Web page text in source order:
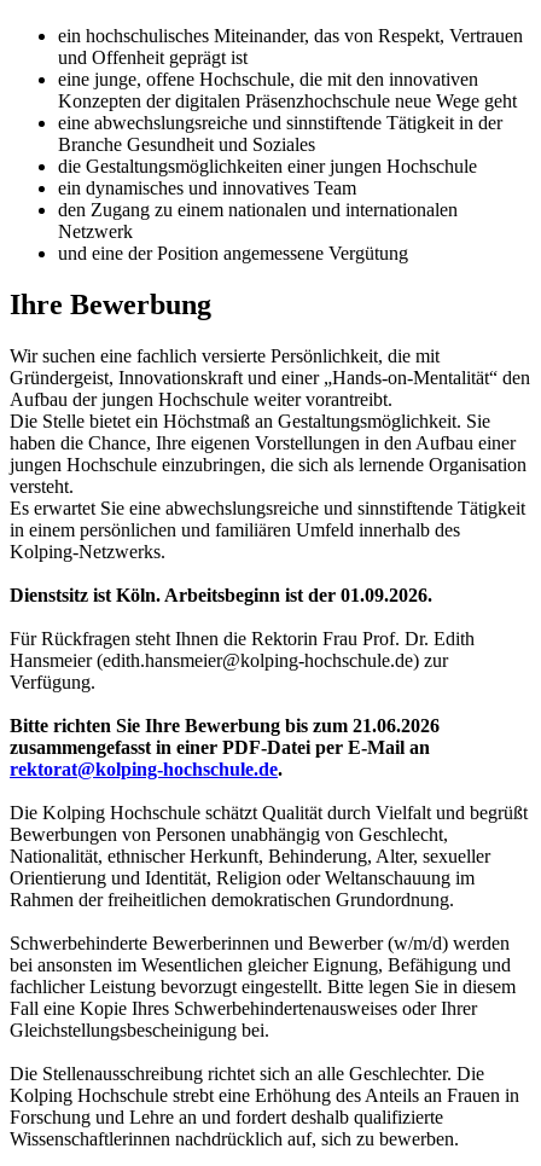
ein hochschulisches Miteinander, das von Respekt, Vertrauen
und Offenheit geprägt ist
eine junge, offene Hochschule, die mit den innovativen
Konzepten der digitalen Präsenzhochschule neue Wege geht
eine abwechslungsreiche und sinnstiftende Tätigkeit in der
Branche Gesundheit und Soziales
die Gestaltungsmöglichkeiten einer jungen Hochschule
ein dynamisches und innovatives Team
den Zugang zu einem nationalen und internationalen
Netzwerk
und eine der Position angemessene Vergütung
Ihre Bewerbung
Wir suchen eine fachlich versierte Persönlichkeit, die mit
Gründergeist, Innovationskraft und einer „Hands-on-Mentalität“ den
Aufbau der jungen Hochschule weiter vorantreibt.
Die Stelle bietet ein Höchstmaß an Gestaltungsmöglichkeit. Sie
haben die Chance, Ihre eigenen Vorstellungen in den Aufbau einer
jungen Hochschule einzubringen, die sich als lernende Organisation
versteht.
Es erwartet Sie eine abwechslungsreiche und sinnstiftende Tätigkeit
in einem persönlichen und familiären Umfeld innerhalb des
Kolping-Netzwerks.
Dienstsitz ist Köln. Arbeitsbeginn ist der 01.09.2026.
Für Rückfragen steht Ihnen die Rektorin Frau Prof. Dr. Edith
Hansmeier (edith.hansmeier@kolping-hochschule.de) zur
Verfügung.
Bitte richten Sie Ihre Bewerbung bis zum 21.06.2026
zusammengefasst in einer PDF-Datei per E-Mail an
rektorat@kolping-hochschule.de.
Die Kolping Hochschule schätzt Qualität durch Vielfalt und begrüßt
Bewerbungen von Personen unabhängig von Geschlecht,
Nationalität, ethnischer Herkunft, Behinderung, Alter, sexueller
Orientierung und Identität, Religion oder Weltanschauung im
Rahmen der freiheitlichen demokratischen Grundordnung.
Schwerbehinderte Bewerberinnen und Bewerber (w/m/d) werden
bei ansonsten im Wesentlichen gleicher Eignung, Befähigung und
fachlicher Leistung bevorzugt eingestellt. Bitte legen Sie in diesem
Fall eine Kopie Ihres Schwerbehindertenausweises oder Ihrer
Gleichstellungsbescheinigung bei.
Die Stellenausschreibung richtet sich an alle Geschlechter. Die
Kolping Hochschule strebt eine Erhöhung des Anteils an Frauen in
Forschung und Lehre an und fordert deshalb qualifizierte
Wissenschaftlerinnen nachdrücklich auf, sich zu bewerben.